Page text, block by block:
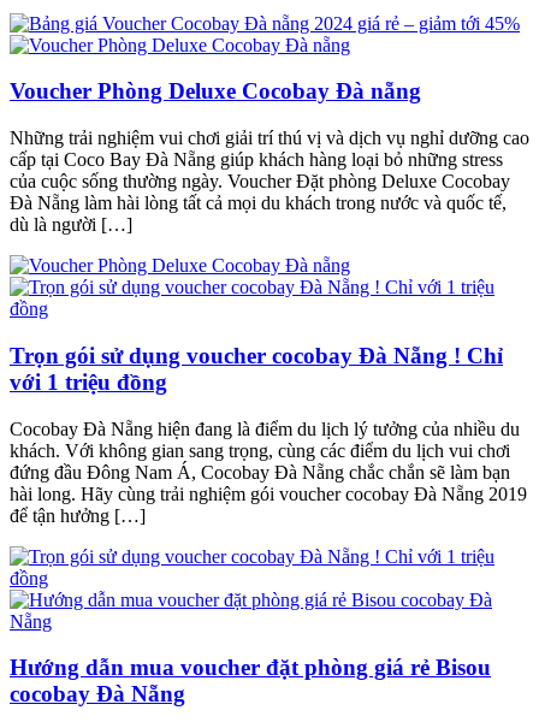
Voucher Phòng Deluxe Cocobay Đà nẵng
Những trải nghiệm vui chơi giải trí thú vị và dịch vụ nghỉ dưỡng cao
cấp tại Coco Bay Đà Nẵng giúp khách hàng loại bỏ những stress
của cuộc sống thường ngày. Voucher Đặt phòng Deluxe Cocobay
Đà Nẵng làm hài lòng tất cả mọi du khách trong nước và quốc tế,
dù là người […]
Trọn gói sử dụng voucher cocobay Đà Nẵng ! Chỉ
với 1 triệu đồng
Cocobay Đà Nẵng hiện đang là điểm du lịch lý tưởng của nhiều du
khách. Với không gian sang trọng, cùng các điểm du lịch vui chơi
đứng đầu Đông Nam Á, Cocobay Đà Nẵng chắc chắn sẽ làm bạn
hài long. Hãy cùng trải nghiệm gói voucher cocobay Đà Nẵng 2019
để tận hưởng […]
Hướng dẫn mua voucher đặt phòng giá rẻ Bisou
cocobay Đà Nẵng